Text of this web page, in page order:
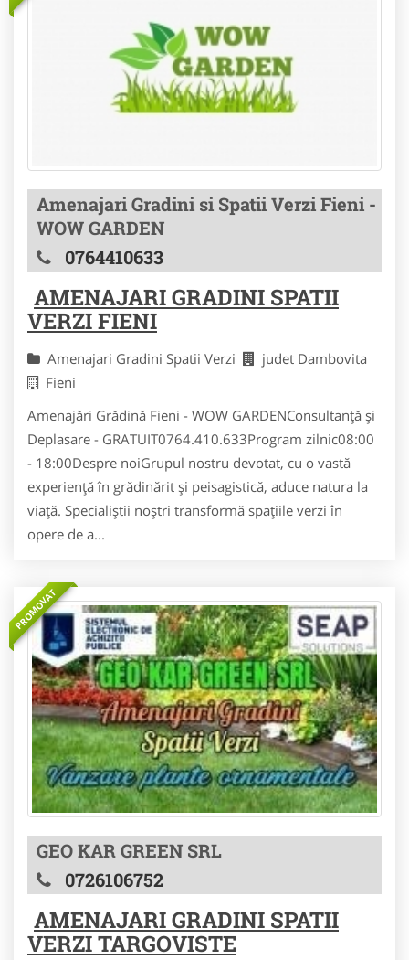
Amenajari Gradini si Spatii Verzi Fieni -
WOW GARDEN
0764410633
AMENAJARI GRADINI SPATII
VERZI FIENI
Amenajari Gradini Spatii Verzi
judet Dambovita
Fieni
Amenajări Grădină Fieni - WOW GARDENConsultanță și
Deplasare - GRATUIT0764.410.633Program zilnic08:00
- 18:00Despre noiGrupul nostru devotat, cu o vastă
experiență în grădinărit și peisagistică, aduce natura la
viață. Specialiștii noștri transformă spațiile verzi în
opere de a...
PROMOVAT
GEO KAR GREEN SRL
0726106752
AMENAJARI GRADINI SPATII
VERZI TARGOVISTE